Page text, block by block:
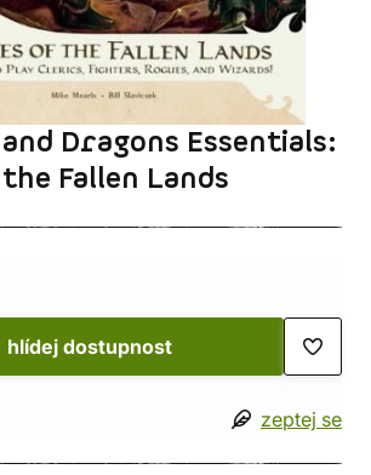
Dragons Essentials:
Fallen Lands
hlídej dostupnost
zeptej se